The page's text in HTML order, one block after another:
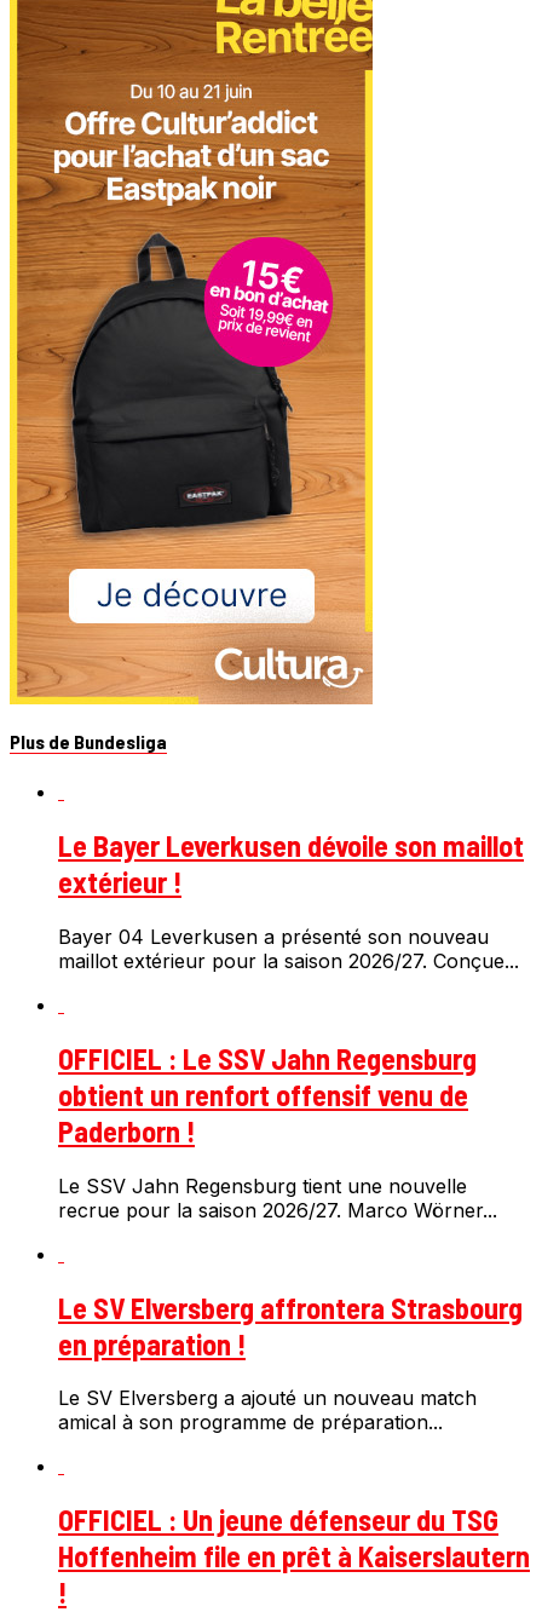
Plus de Bundesliga
Le Bayer Leverkusen dévoile son maillot
extérieur !
Bayer 04 Leverkusen a présenté son nouveau
maillot extérieur pour la saison 2026/27. Conçue...
OFFICIEL : Le SSV Jahn Regensburg
obtient un renfort offensif venu de
Paderborn !
Le SSV Jahn Regensburg tient une nouvelle
recrue pour la saison 2026/27. Marco Wörner...
Le SV Elversberg affrontera Strasbourg
en préparation !
Le SV Elversberg a ajouté un nouveau match
amical à son programme de préparation...
OFFICIEL : Un jeune défenseur du TSG
Hoffenheim file en prêt à Kaiserslautern
!